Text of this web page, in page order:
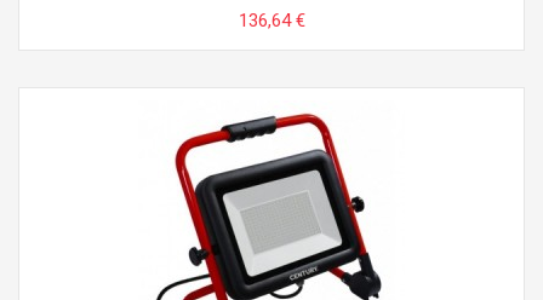
136,64 €